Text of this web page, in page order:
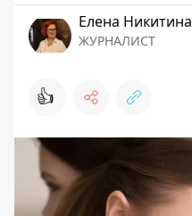
Елена Никитина
ЖУРНАЛИСТ
👍